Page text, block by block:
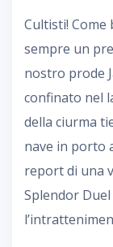
Cultisti! Come
sempre un
nostro prode
confinato nel
della ciurma
nave in porto
report di una
Splendor